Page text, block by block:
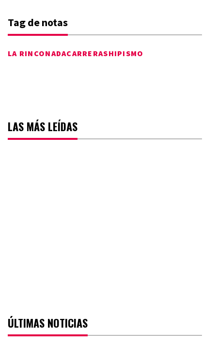
Tag de notas
LA RINCONADACARRERASHIPISMO
LAS MÁS LEÍDAS
ÚLTIMAS NOTICIAS